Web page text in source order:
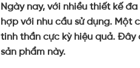
Ngày nay, với nhiều thiết kế
hợp với nhu cầu sử dụng. Một
tinh thần cực kỳ hiệu quả.
sản phẩm này.